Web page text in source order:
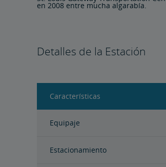
en 2008 entre mucha algarabía.
Detalles de la Estación
Características
Equipaje
Estacionamiento